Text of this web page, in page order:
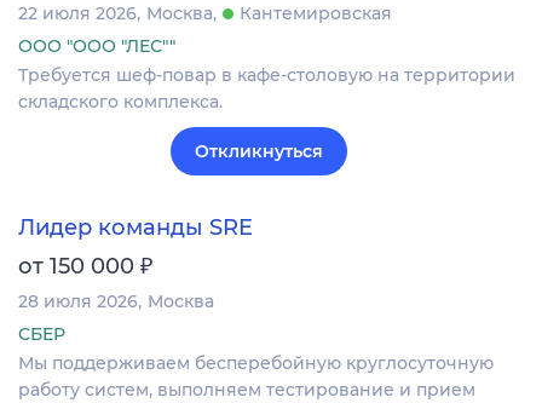
22 июля 2026 Москва
Кантемировская
ООО "ООО "ЛЕС""
Требуется шеф-повар в кафе-столовую на территории
складского комплекса.
Откликнуться
Лидер команды SRE
от 150 000 ₽
28 июля 2026 Москва
СБЕР
Мы поддерживаем бесперебойную круглосуточную
работу систем, выполняем тестирование и прием